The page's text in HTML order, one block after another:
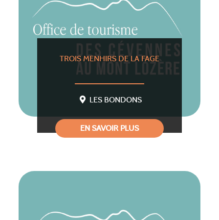
TROIS MENHIRS DE LA FAGE
LES BONDONS
EN SAVOIR PLUS